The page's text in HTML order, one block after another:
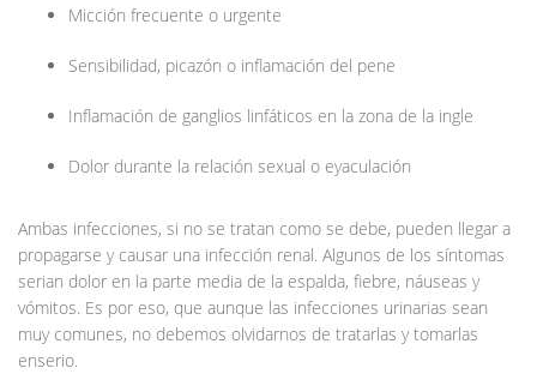
Micción frecuente o urgente
Sensibilidad, picazón o inflamación del pene
Inflamación de ganglios linfáticos en la zona de la ingle
Dolor durante la relación sexual o eyaculación
Ambas infecciones, si no se tratan como se debe, pueden llegar a
propagarse y causar una infección renal. Algunos de los síntomas
serian dolor en la parte media de la espalda, fiebre, náuseas y
vómitos. Es por eso, que aunque las infecciones urinarias sean
muy comunes, no debemos olvidarnos de tratarlas y tomarlas
enserio.